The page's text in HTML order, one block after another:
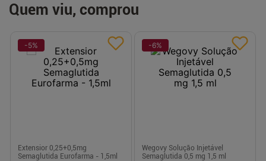
Quem viu, comprou
-5%
Extensior 0,25+0,5mg
Semaglutida Eurofarma - 1,5ml
-6%
Wegovy Solução Injetável
Semaglutida 0,5 mg 1,5 ml